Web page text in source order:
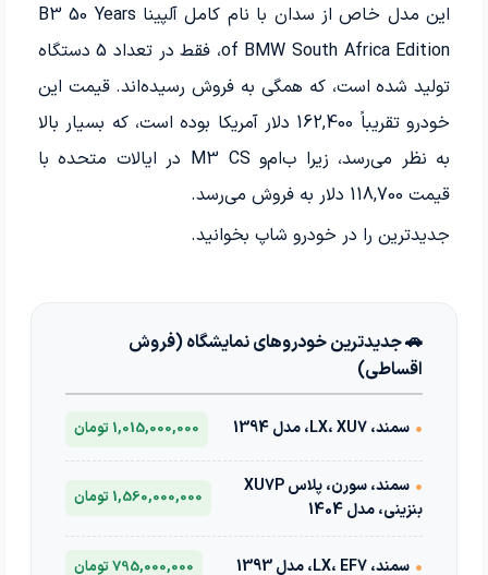
این مدل خاص از سدان با نام کامل آلپینا B3 50 Years
of BMW South Africa Edition، فقط در تعداد 5 دستگاه
تولید شده است، که همگی به فروش رسیده‌اند. قیمت این
خودرو تقریباً 162,400 دلار آمریکا بوده است، که بسیار بالا
به نظر می‌رسد، زیرا ب‌ام‌و M3 CS در ایالات متحده با
قیمت 118,700 دلار به فروش می‌رسد.
جدیدترین را در خودرو شاپ بخوانید.
🚗 جدیدترین خودروهای نمایشگاه (فروش
اقساطی)
• سمند، LX، XU7، مدل 1394 1,015,000,000 تومان
•
سمند، سورن، پلاس XU7P
بنزینی، مدل 1404
1,560,000,000 تومان
• سمند، LX، EF7، مدل 1393 795,000,000 تومان